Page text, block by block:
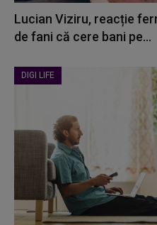
Lucian Viziru, reacție
de fani că cere bani pe...
DIGI LIFE